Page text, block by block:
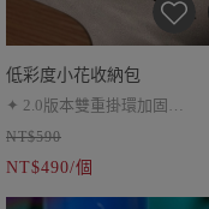
低彩度小花收納包
✦ 2.0版本雙重掛環加固
✦ 耳機包、小零錢包
✦ 伸縮繩超靈活
NT$590
NT$490/個